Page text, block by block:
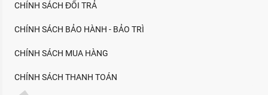
CHÍNH SÁCH ĐỔI TRẢ
CHÍNH SÁCH BẢO HÀNH - BẢO TRÌ
CHÍNH SÁCH MUA HÀNG
CHÍNH SÁCH THANH TOÁN